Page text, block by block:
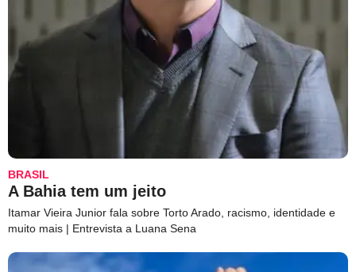
BRASIL
A Bahia tem um jeito
Itamar Vieira Junior fala sobre Torto Arado, racismo, identidade e
muito mais | Entrevista a Luana Sena